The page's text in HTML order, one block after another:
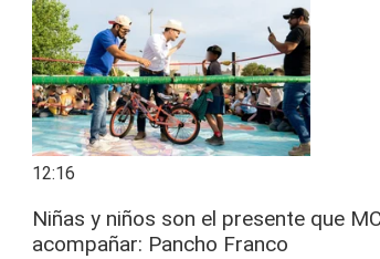
12:16
Niñas y niños son el presente que
acompañar: Pancho Franco